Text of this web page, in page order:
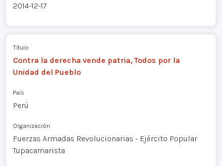
2014-12-17
Título
Contra la derecha vende patria, Todos por la
Unidad del Pueblo
País
Perú
Organización
Fuerzas Armadas Revolucionarias - Ejército Popular
Tupacamarista